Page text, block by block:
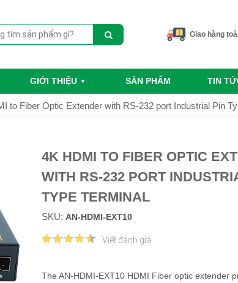
Giao hàng
GIỚI THIỆU SẢN PHẨM TIN
to Fiber Optic Extender with RS-232 port Industrial Pin
4K HDMI TO FIBER OPTIC
WITH RS-232 PORT
TYPE TERMINAL
SKU: AN-HDMI-EXT10
Viết đánh giá
The AN-HDMI-EXT10 HDMI Fiber optic extender